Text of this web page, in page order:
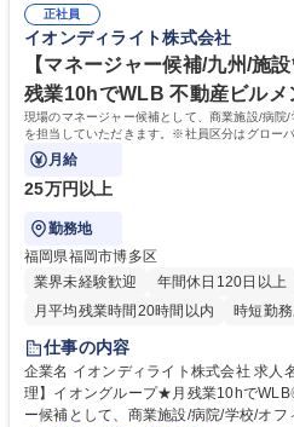
オンG★
う土台の中で、安定した環境で業務を行う事がで
歴：大学院 大学 高専 短大 専修学校 高
正社員
イオンディライト株式会社
【マネージャー候補/九州/施
残業10hでWLB 不動産ビルメ
現場のマネージャー候補として、商業施設/病
を担当していただきます。※社員区分はグロー
す。
月給
25万円以上
勤務地
福岡県福岡市博多区
業界未経験歓迎
年間休日120日以上
月平均残業時間20時間以内
時短勤務
仕事の内容
企業名 イオンディライト株式会社 求人名 【マネージャー候補/九州/施設管
理】イオングループ★月残業10hでWLB◎ 仕事の内容 現場のマネー
ー候補として、商業施設/病院/学校/オ